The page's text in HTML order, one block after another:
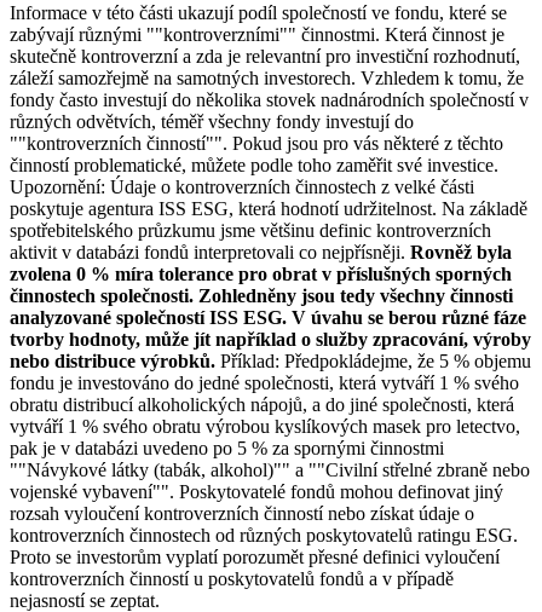
Informace v této části ukazují podíl společností ve fondu, které se
zabývají různými ""kontroverzními"" činnostmi. Která činnost je
skutečně kontroverzní a zda je relevantní pro investiční rozhodnutí,
záleží samozřejmě na samotných investorech. Vzhledem k tomu, že
fondy často investují do několika stovek nadnárodních společností v
různých odvětvích, téměř všechny fondy investují do
""kontroverzních činností"". Pokud jsou pro vás některé z těchto
činností problematické, můžete podle toho zaměřit své investice.
Upozornění: Údaje o kontroverzních činnostech z velké části
poskytuje agentura ISS ESG, která hodnotí udržitelnost. Na základě
spotřebitelského průzkumu jsme většinu definic kontroverzních
aktivit v databázi fondů interpretovali co nejpřísněji. Rovněž byla
zvolena 0 % míra tolerance pro obrat v příslušných sporných
činnostech společnosti. Zohledněny jsou tedy všechny činnosti
analyzované společností ISS ESG. V úvahu se berou různé fáze
tvorby hodnoty, může jít například o služby zpracování, výroby
nebo distribuce výrobků. Příklad: Předpokládejme, že 5 % objemu
fondu je investováno do jedné společnosti, která vytváří 1 % svého
obratu distribucí alkoholických nápojů, a do jiné společnosti, která
vytváří 1 % svého obratu výrobou kyslíkových masek pro letectvo,
pak je v databázi uvedeno po 5 % za spornými činnostmi
""Návykové látky (tabák, alkohol)"" a ""Civilní střelné zbraně nebo
vojenské vybavení"". Poskytovatelé fondů mohou definovat jiný
rozsah vyloučení kontroverzních činností nebo získat údaje o
kontroverzních činnostech od různých poskytovatelů ratingu ESG.
Proto se investorům vyplatí porozumět přesné definici vyloučení
kontroverzních činností u poskytovatelů fondů a v případě
nejasností se zeptat.